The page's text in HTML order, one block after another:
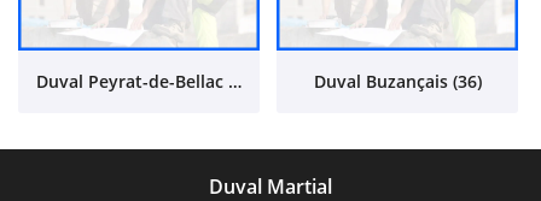
Duval Peyrat-de-Bellac (87) Duval Buzançais (36)
Duval Martial